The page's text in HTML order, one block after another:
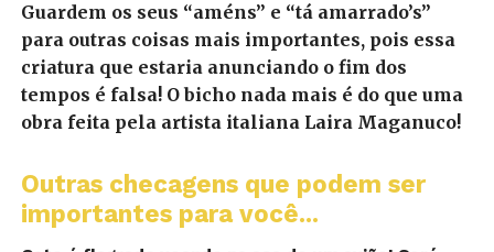
Guardem os seus “améns” e “tá amarrado’s”
para outras coisas mais importantes, pois essa
criatura que estaria anunciando o fim dos
tempos é falsa! O bicho nada mais é do que uma
obra feita pela artista italiana Laira Maganuco!
Outras checagens que podem ser
importantes para você...